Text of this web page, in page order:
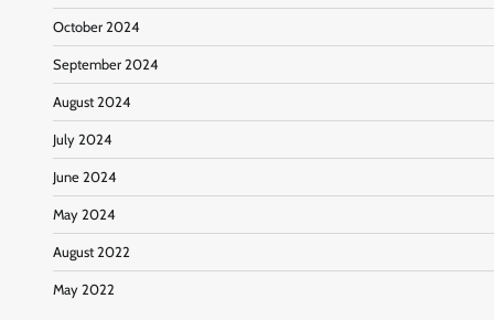
October 2024
September 2024
August 2024
July 2024
June 2024
May 2024
August 2022
May 2022